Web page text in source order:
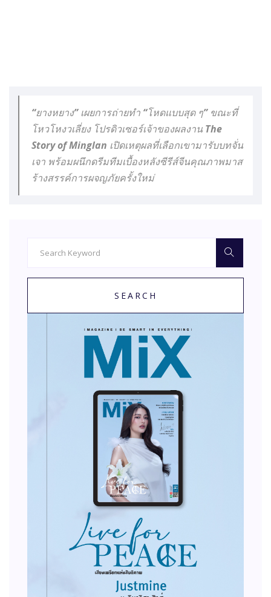
“ยางหยาง” เผยการถ่ายทำ “โหดแบบสุด ๆ” ขณะที่
โหวโหงวเลี่ยง โปรดิวเซอร์เจ้าของผลงาน The
Story of Minglan เปิดเหตุผลที่เลือกเขามารับบทจั่น
เจา พร้อมผนึกดรีมทีมเบื้องหลังซีรีส์จีนคุณภาพมาส
ร้างสรรค์การผจญภัยครั้งใหม่
SEARCH